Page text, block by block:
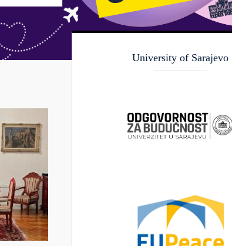
University of Sarajevo